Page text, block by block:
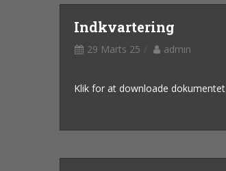
Indkvartering
29 Marts 25 admin
Klik for at downloade dokumentet